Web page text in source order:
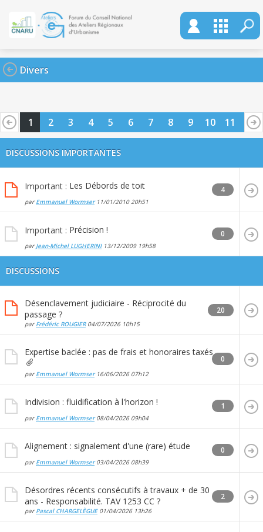
Divers
1 2 3 4 5 6 7 8 9 10 11
12
DISCUSSIONS IMPORTANTES
Important : Les Débords de toit
par Emmanuel Wormser11/01/2010 20h51
4
Important : Précision !
par Jean-Michel LUGHERINI13/12/2009 19h58
0
DISCUSSIONS
Désenclavement judiciaire - Réciprocité du
passage ?
par Frédéric ROUGIER04/07/2026 10h15
20
Expertise baclée : pas de frais et honoraires taxés
par Emmanuel Wormser16/06/2026 07h12
0
Indivision : fluidification à l'horizon !
par Emmanuel Wormser08/04/2026 09h04
1
Alignement : signalement d'une (rare) étude
par Emmanuel Wormser03/04/2026 08h39
0
Désordres récents consécutifs à travaux + de 30
ans - Responsabilité. TAV 1253 CC ?
par Pascal CHARGELÈGUE01/04/2026 13h26
2